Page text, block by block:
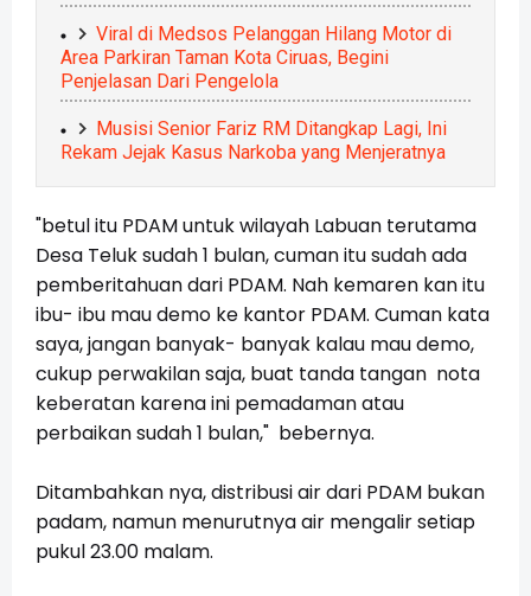
Viral di Medsos Pelanggan Hilang Motor di
Area Parkiran Taman Kota Ciruas, Begini
Penjelasan Dari Pengelola
Musisi Senior Fariz RM Ditangkap Lagi, Ini
Rekam Jejak Kasus Narkoba yang Menjeratnya
"betul itu PDAM untuk wilayah Labuan terutama
Desa Teluk sudah 1 bulan, cuman itu sudah ada
pemberitahuan dari PDAM. Nah kemaren kan itu
ibu- ibu mau demo ke kantor PDAM. Cuman kata
saya, jangan banyak- banyak kalau mau demo,
cukup perwakilan saja, buat tanda tangan nota
keberatan karena ini pemadaman atau
perbaikan sudah 1 bulan," bebernya.
Ditambahkan nya, distribusi air dari PDAM bukan
padam, namun menurutnya air mengalir setiap
pukul 23.00 malam.